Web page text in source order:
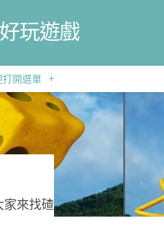
玩遊戲
開選單 +
家來找碴